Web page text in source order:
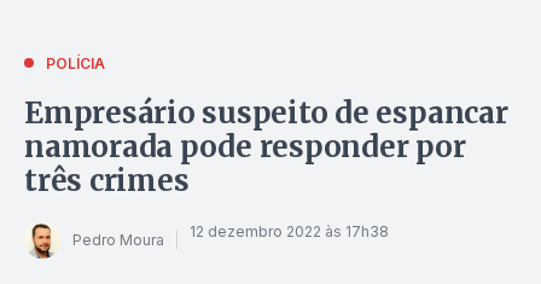
POLÍCIA
Empresário suspeito de espancar
namorada pode responder por
três crimes
Pedro Moura 12 dezembro 2022 às 17h38